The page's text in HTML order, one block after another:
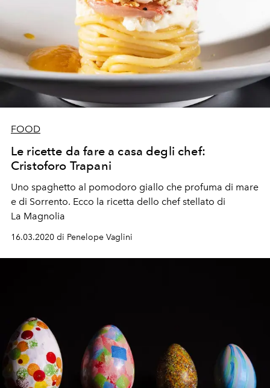
FOOD
Le ricette da fare a casa degli chef:
Cristoforo Trapani
Uno spaghetto al pomodoro giallo che profuma di mare
e di Sorrento. Ecco la ricetta dello chef stellato di
La Magnolia
16.03.2020 di Penelope Vaglini